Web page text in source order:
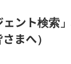
ェント検索
まへ）